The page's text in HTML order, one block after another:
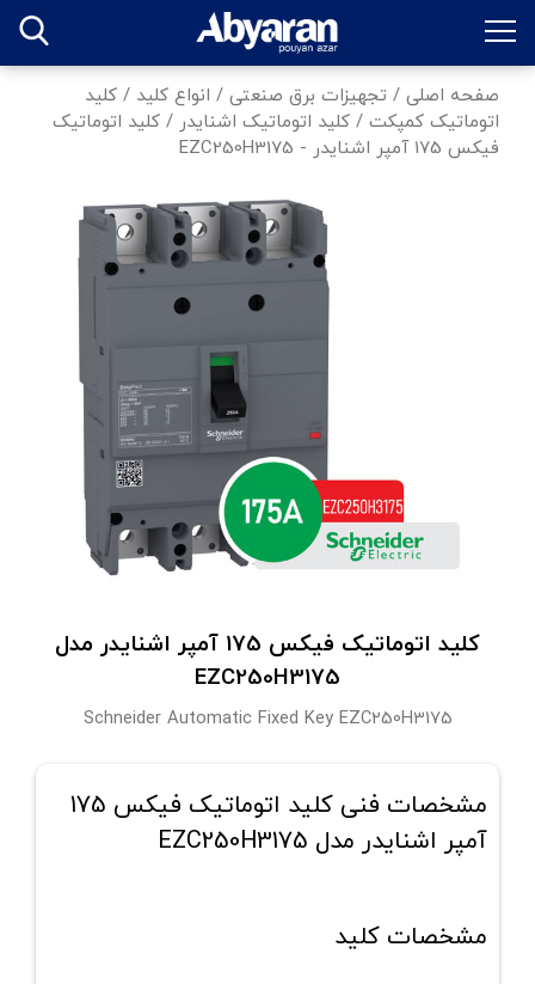
صفحه اصلی / تجهیزات برق صنعتی / انواع کلید / کلید
اتوماتیک کمپکت / کلید اتوماتیک اشنایدر / کلید اتوماتیک
فیکس 175 آمپر اشنایدر - EZC250H3175
کلید اتوماتیک فیکس 175 آمپر اشنایدر مدل
EZC250H3175
Schneider Automatic Fixed Key EZC250H3175
مشخصات فنی کلید اتوماتیک فیکس 175
آمپر اشنایدر مدل EZC250H3175
مشخصات کلید